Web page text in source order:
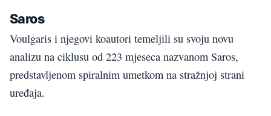
Saros
Voulgaris i njegovi koautori temeljili su svoju novu
analizu na ciklusu od 223 mjeseca nazvanom Saros,
predstavljenom spiralnim umetkom na stražnjoj strani
uređaja.